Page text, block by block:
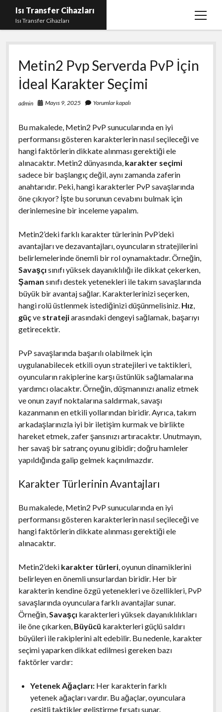
Isı Transfer Cihazları
Isı Transfer Cihazları
menüyü
Instagram Bayan Takipçi Yükseltme Hilesi Parasız
Instagram Beğeni Yükseltme Ücretsiz
instagram gizli hesap görme uygulaması
Liste
Youtube Yorum Hilesi Gerçek
Metin2 Pvp Serverda PvP İçin
İdeal Karakter Seçimi
admin Mayıs 9, 2025 Yorumlar kapalı
Bu makalede, Metin2 PvP sunucularında en iyi
performansı gösteren karakterlerin nasıl seçileceği ve
hangi faktörlerin dikkate alınması gerektiği ele
alınacaktır. Metin2 dünyasında, karakter seçimi
sadece bir başlangıç değil, aynı zamanda zaferin
anahtarıdır. Peki, hangi karakterler PvP savaşlarında
öne çıkıyor? İşte bu sorunun cevabını bulmak için
derinlemesine bir inceleme yapalım.
Metin2’deki farklı karakter türlerinin PvP’deki
avantajları ve dezavantajları, oyuncuların stratejilerini
belirlemelerinde önemli bir rol oynamaktadır. Örneğin,
Savaşçı sınıfı yüksek dayanıklılığı ile dikkat çekerken,
Şaman sınıfı destek yetenekleri ile takım savaşlarında
büyük bir avantaj sağlar. Karakterlerinizi seçerken,
hangi rolü üstlenmek istediğinizi düşünmelisiniz. Hız,
güçve stratejiarasındaki dengeyi sağlamak, başarıyı
getirecektir.
PvP savaşlarında başarılı olabilmek için
uygulanabilecek etkili oyun stratejileri ve taktikleri,
oyuncuların rakiplerine karşı üstünlük sağlamalarına
yardımcı olacaktır. Örneğin, düşmanınızı analiz etmek
ve onun zayıf noktalarına saldırmak, savaşı
kazanmanın en etkili yollarından biridir. Ayrıca, takım
arkadaşlarınızla iyi bir iletişim kurmak ve birlikte
hareket etmek, zafer şansınızı artıracaktır. Unutmayın,
her savaş bir satranç oyunu gibidir; doğru hamleler
yapıldığında galip gelmek kaçınılmazdır.
Karakter Türlerinin Avantajları
Bu makalede, Metin2 PvP sunucularında en iyi
performansı gösteren karakterlerin nasıl seçileceği ve
hangi faktörlerin dikkate alınması gerektiği ele
alınacaktır.
Metin2’deki karakter türleri, oyunun dinamiklerini
belirleyen en önemli unsurlardan biridir. Her bir
karakterin kendine özgü yetenekleri ve özellikleri, PvP
savaşlarında oyunculara farklı avantajlar sunar.
Örneğin,Savaşçı karakterleri yüksek dayanıklılıkları
ile öne çıkarken, Büyücü karakterleri güçlü saldırı
büyüleri ile rakiplerini alt edebilir. Bu nedenle, karakter
seçimi yaparken dikkat edilmesi gereken bazı
faktörler vardır:
Yetenek Ağaçları:Her karakterin farklı
yetenek ağaçları vardır. Bu ağaçlar, oyunculara
çeşitli taktikler geliştirme fırsatı sunar.